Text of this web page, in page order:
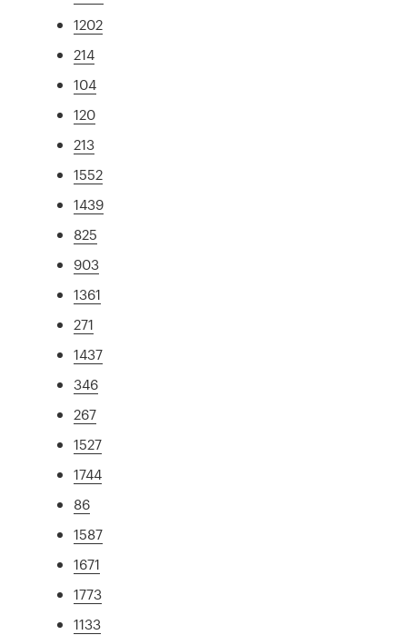
1202
214
104
120
213
1552
1439
825
903
1361
271
1437
346
267
1527
1744
86
1587
1671
1773
1133